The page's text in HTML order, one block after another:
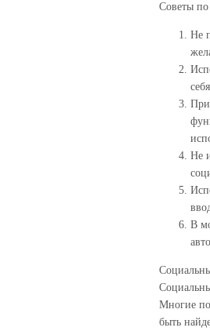
Советы по
Не
Не
В
Многие
быть